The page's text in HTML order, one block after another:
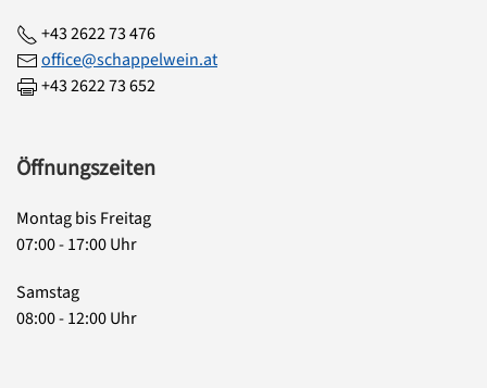
+43 2622 73 476
office@schappelwein.at
+43 2622 73 652
Öffnungszeiten
Montag bis Freitag
07:00 - 17:00 Uhr
Samstag
08:00 - 12:00 Uhr